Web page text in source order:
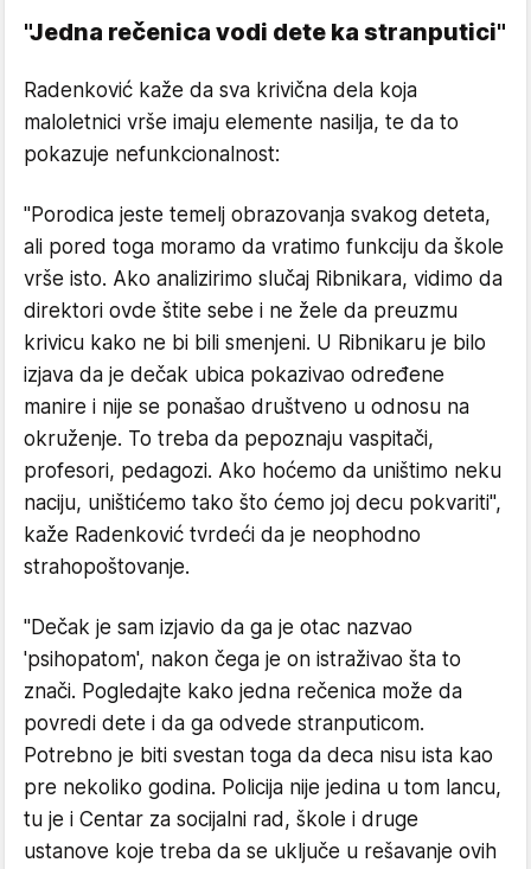
"Jedna rečenica vodi dete ka stranputici"
Radenković kaže da sva krivična dela koja
maloletnici vrše imaju elemente nasilja, te da to
pokazuje nefunkcionalnost:
"Porodica jeste temelj obrazovanja svakog deteta,
ali pored toga moramo da vratimo funkciju da škole
vrše isto. Ako analizirimo slučaj Ribnikara, vidimo da
direktori ovde štite sebe i ne žele da preuzmu
krivicu kako ne bi bili smenjeni. U Ribnikaru je bilo
izjava da je dečak ubica pokazivao određene
manire i nije se ponašao društveno u odnosu na
okruženje. To treba da pepoznaju vaspitači,
profesori, pedagozi. Ako hoćemo da uništimo neku
naciju, uništićemo tako što ćemo joj decu pokvariti",
kaže Radenković tvrdeći da je neophodno
strahopoštovanje.
"Dečak je sam izjavio da ga je otac nazvao
'psihopatom', nakon čega je on istraživao šta to
znači. Pogledajte kako jedna rečenica može da
povredi dete i da ga odvede stranputicom.
Potrebno je biti svestan toga da deca nisu ista kao
pre nekoliko godina. Policija nije jedina u tom lancu,
tu je i Centar za socijalni rad, škole i druge
ustanove koje treba da se uključe u rešavanje ovih